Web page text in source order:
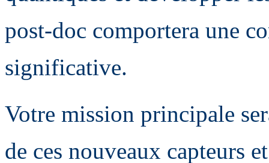
post-doc comportera une
significative.
Votre mission principale
de ces nouveaux capteurs